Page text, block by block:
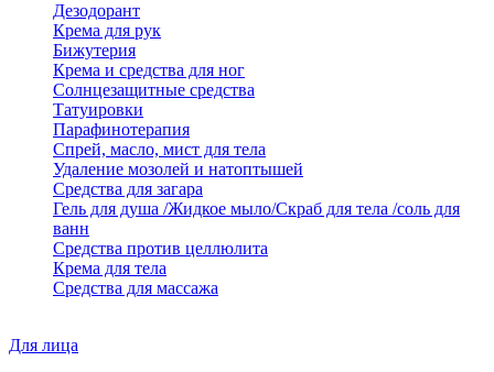
Дезодорант
Крема для рук
Бижутерия
Крема и средства для ног
Солнцезащитные средства
Татуировки
Парафинотерапия
Спрей, масло, мист для тела
Удаление мозолей и натоптышей
Средства для загара
Гель для душа /Жидкое мыло/Скраб для тела /соль для
ванн
Средства против целлюлита
Крема для тела
Средства для массажа
Для лица